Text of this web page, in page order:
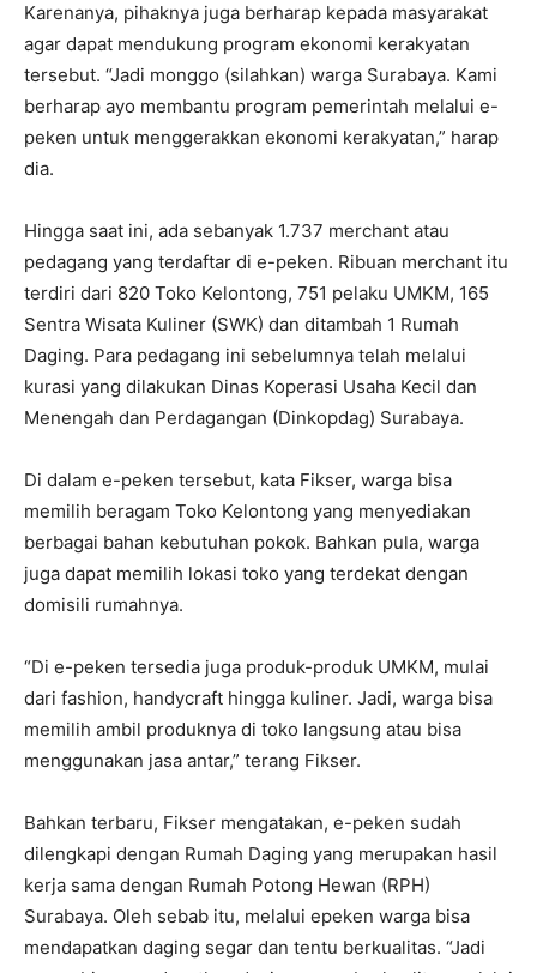
Karenanya, pihaknya juga berharap kepada masyarakat
agar dapat mendukung program ekonomi kerakyatan
tersebut. “Jadi monggo (silahkan) warga Surabaya. Kami
berharap ayo membantu program pemerintah melalui e-
peken untuk menggerakkan ekonomi kerakyatan,” harap
dia.
Hingga saat ini, ada sebanyak 1.737 merchant atau
pedagang yang terdaftar di e-peken. Ribuan merchant itu
terdiri dari 820 Toko Kelontong, 751 pelaku UMKM, 165
Sentra Wisata Kuliner (SWK) dan ditambah 1 Rumah
Daging. Para pedagang ini sebelumnya telah melalui
kurasi yang dilakukan Dinas Koperasi Usaha Kecil dan
Menengah dan Perdagangan (Dinkopdag) Surabaya.
Di dalam e-peken tersebut, kata Fikser, warga bisa
memilih beragam Toko Kelontong yang menyediakan
berbagai bahan kebutuhan pokok. Bahkan pula, warga
juga dapat memilih lokasi toko yang terdekat dengan
domisili rumahnya.
“Di e-peken tersedia juga produk-produk UMKM, mulai
dari fashion, handycraft hingga kuliner. Jadi, warga bisa
memilih ambil produknya di toko langsung atau bisa
menggunakan jasa antar,” terang Fikser.
Bahkan terbaru, Fikser mengatakan, e-peken sudah
dilengkapi dengan Rumah Daging yang merupakan hasil
kerja sama dengan Rumah Potong Hewan (RPH)
Surabaya. Oleh sebab itu, melalui epeken warga bisa
mendapatkan daging segar dan tentu berkualitas. “Jadi